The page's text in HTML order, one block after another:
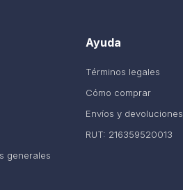
Ayuda
Términos legales
Cómo comprar
Envíos y devoluciones
RUT: 216359520013
generales